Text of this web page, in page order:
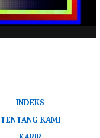
INDEKS
TENTANG KAMI